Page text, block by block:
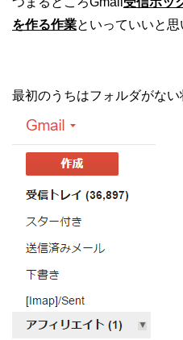
を作る作業といっていいと思
最初のうちはフォルダがな